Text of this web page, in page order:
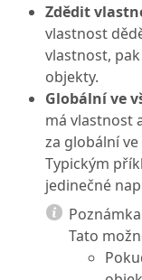
Zdědit
vlastnost
vlastnost,
objekty.
Globální ve
má vlastnost
za globální
Typickým
jedinečné
Tato